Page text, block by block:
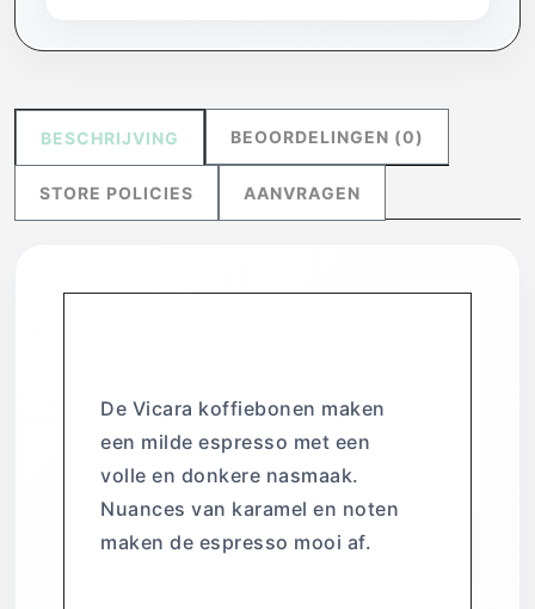
BESCHRIJVING BEOORDELINGEN (0)
STORE POLICIES AANVRAGEN
De Vicara koffiebonen maken
een milde espresso met een
volle en donkere nasmaak.
Nuances van karamel en noten
maken de espresso mooi af.